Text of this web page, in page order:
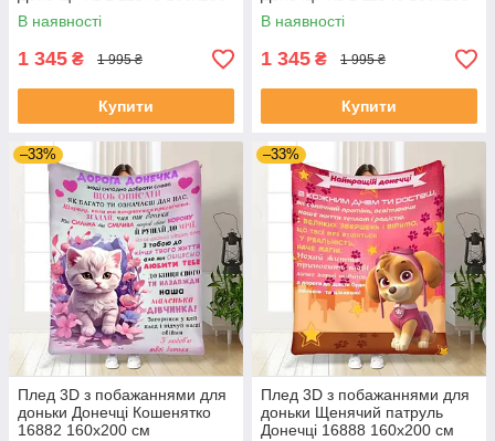
см
В наявності
1 345 ₴ 1 995 ₴
Купити
см
В наявності
1 345 ₴ 1 995 ₴
Купити
–33%
Плед 3D з побажаннями для
доньки Донечці Кошенятко
16882 160х200 см
–33%
Плед 3D з побажаннями для
доньки Щенячий патруль
Донечці 16888 160х200 см